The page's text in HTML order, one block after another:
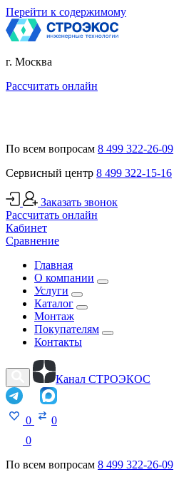
Перейти к содержимому
г. Москва
Рассчитать онлайн
По всем вопросам 8 499 322-26-09
Сервисный центр 8 499 322-15-16
Заказать звонок
Рассчитать онлайн
Кабинет
Сравнение
Главная
О компании
Услуги
Каталог
Монтаж
Покупателям
Контакты
Канал СТРОЭКОС
0
0
0
По всем вопросам 8 499 322-26-09